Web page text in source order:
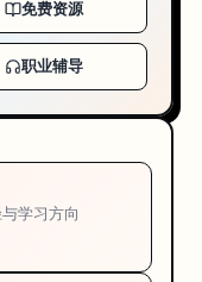
免费资源
职业辅导
学习方向